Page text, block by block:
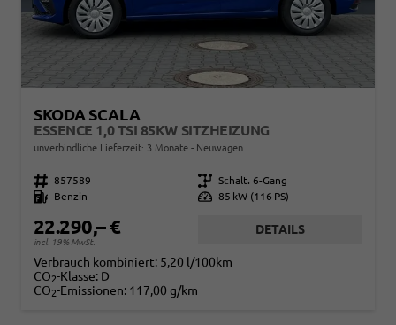
SKODA SCALA
ESSENCE 1,0 TSI 85KW SITZHEIZUNG
unverbindliche Lieferzeit: 3 Monate Neuwagen
Fahrzeugnr. 857589 Getriebe Schalt. 6-Gang
Kraftstoff
Benzin Leistung 85 kW (116 PS)
22.290,– €
incl. 19% MwSt.
DETAILS
Verbrauch kombiniert: 5,20 l/100km
CO2-Klasse: D
CO2-Emissionen: 117,00 g/km